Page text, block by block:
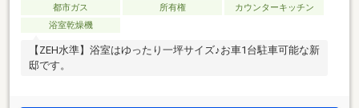
都市ガス 所有権
カウンターキッチン
浴室乾燥機
【ZEH水準】浴室はゆったり一坪サイズ♪お車1台駐車可能な新
邸です。